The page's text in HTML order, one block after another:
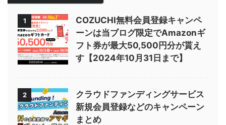
1
COZUCHI無料会員登録キャンペ
ーンは当ブログ限定でAmazonギ
フト券が最大50,500円分が貰え
す【2024年10月31日まで】
2
クラウドファンディングサービス
新規会員登録などのキャンペーン
まとめ